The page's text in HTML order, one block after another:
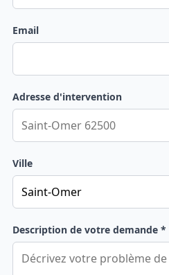
Email
Adresse d'intervention
Ville
Description de votre demande *